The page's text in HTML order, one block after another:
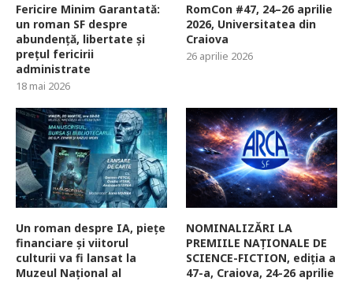
Fericire Minim Garantată:
un roman SF despre
abundență, libertate și
prețul fericirii
administrate
18 mai 2026
RomCon #47, 24–26 aprilie
2026, Universitatea din
Craiova
26 aprilie 2026
Un roman despre IA, piețe
financiare și viitorul
culturii va fi lansat la
Muzeul Național al
NOMINALIZĂRI LA
PREMIILE NAȚIONALE DE
SCIENCE-FICTION, ediția a
47-a, Craiova, 24-26 aprilie